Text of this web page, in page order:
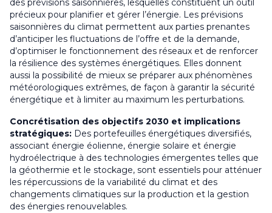
des prévisions saisonnières, lesquelles constituent un outil
précieux pour planifier et gérer l’énergie. Les prévisions
saisonnières du climat permettent aux parties prenantes
d’anticiper les fluctuations de l’offre et de la demande,
d’optimiser le fonctionnement des réseaux et de renforcer
la résilience des systèmes énergétiques. Elles donnent
aussi la possibilité de mieux se préparer aux phénomènes
météorologiques extrêmes, de façon à garantir la sécurité
énergétique et à limiter au maximum les perturbations.
Concrétisation des objectifs 2030 et implications
stratégiques: Des portefeuilles énergétiques diversifiés,
associant énergie éolienne, énergie solaire et énergie
hydroélectrique à des technologies émergentes telles que
la géothermie et le stockage, sont essentiels pour atténuer
les répercussions de la variabilité du climat et des
changements climatiques sur la production et la gestion
des énergies renouvelables.